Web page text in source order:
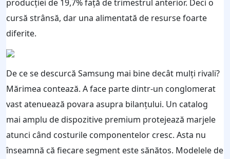
producției de 19,7% față de trimestrul anterior. Deci o
cursă strânsă, dar una alimentată de resurse foarte
diferite.
De ce se descurcă Samsung mai bine decât mulți rivali?
Mărimea contează. A face parte dintr-un conglomerat
vast atenuează povara asupra bilanțului. Un catalog
mai amplu de dispozitive premium protejează marjele
atunci când costurile componentelor cresc. Asta nu
înseamnă că fiecare segment este sănătos. Modelele de